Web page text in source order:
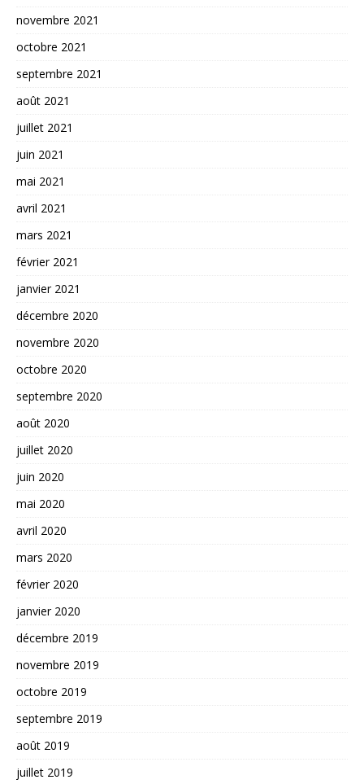
novembre 2021
octobre 2021
septembre 2021
août 2021
juillet 2021
juin 2021
mai 2021
avril 2021
mars 2021
février 2021
janvier 2021
décembre 2020
novembre 2020
octobre 2020
septembre 2020
août 2020
juillet 2020
juin 2020
mai 2020
avril 2020
mars 2020
février 2020
janvier 2020
décembre 2019
novembre 2019
octobre 2019
septembre 2019
août 2019
juillet 2019